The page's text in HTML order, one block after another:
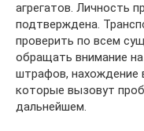
агрегатов. Личность
подтверждена.
проверить по всем
обращать внимание
штрафов, нахождение
которые вызовут
дальнейшем.